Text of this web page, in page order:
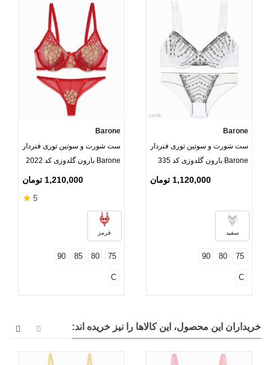
Barone
ست شورت و سوتین توری فنردار
Barone بارون گلدوزی کد 335
1,120,000 تومان
سفید
75
80
90
C
Barone
ست شورت و سوتین توری فنردار
Barone بارون گلدوزی کد 2022
1,210,000 تومان
5
★
قرمز
75
80
85
90
C
خریداران این محصول، این کالاها را نیز خریده اند: